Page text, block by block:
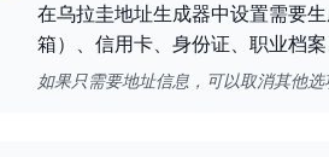
在乌拉圭地址生成器中设置需要
箱）、信用卡、身份证、职业档
如果只需要地址信息，可以取消其他选